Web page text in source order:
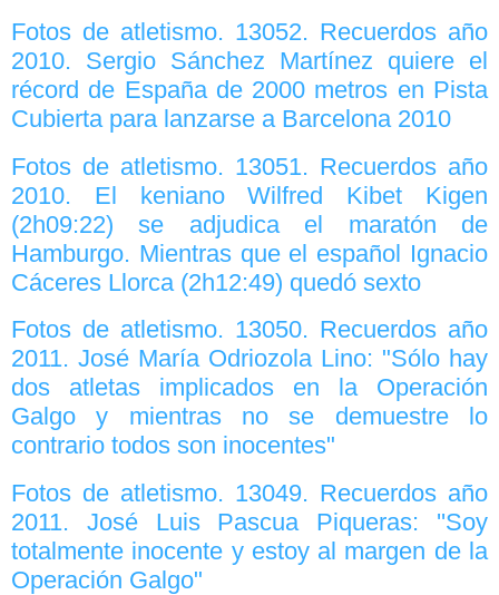
Fotos de atletismo. 13052. Recuerdos año
2010. Sergio Sánchez Martínez quiere el
récord de España de 2000 metros en Pista
Cubierta para lanzarse a Barcelona 2010
Fotos de atletismo. 13051. Recuerdos año
2010. El keniano Wilfred Kibet Kigen
(2h09:22) se adjudica el maratón de
Hamburgo. Mientras que el español Ignacio
Cáceres Llorca (2h12:49) quedó sexto
Fotos de atletismo. 13050. Recuerdos año
2011. José María Odriozola Lino: "Sólo hay
dos atletas implicados en la Operación
Galgo y mientras no se demuestre lo
contrario todos son inocentes"
Fotos de atletismo. 13049. Recuerdos año
2011. José Luis Pascua Piqueras: ''Soy
totalmente inocente y estoy al margen de la
Operación Galgo"